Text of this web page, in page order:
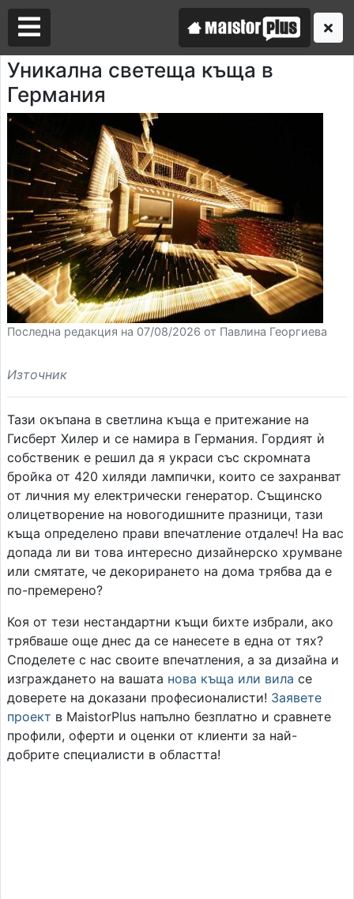
Уникална светеща къща в
Германия
Последна редакция на 07/08/2026 от Павлина Георгиева
Източник
Тази окъпана в светлина къща е притежание на
Гисберт Хилер и се намира в Германия. Гордият ѝ
собственик е решил да я украси със скромната
бройка от 420 хиляди лампички, които се захранват
от личния му електрически генератор. Същинско
олицетворение на новогодишните празници, тази
къща определено прави впечатление отдалеч! На вас
допада ли ви това интересно дизайнерско хрумване
или смятате, че декорирането на дома трябва да e
по-премерено?
Коя от тези нестандартни къщи бихте избрали, ако
трябваше още днес да се нанесете в една от тях?
Споделете с нас своите впечатления, а за дизайна и
изграждането на вашата нова къща или вила се
доверете на доказани професионалисти! Заявете
проект в MaistorPlus напълно безплатно и сравнете
профили, оферти и оценки от клиенти за най-
добрите специалисти в областта!
Аз съм майстор
Търся майстор